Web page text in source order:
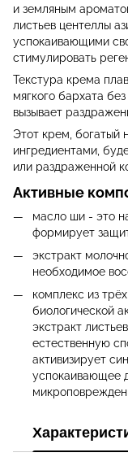
и земляным
листьев центеллы
успокаивающими
стимулировать
Текстура крема
мягкого бархата
вызывает
Этот крем, богатый
ингредиентами,
или раздраженной
Активные
масло ши - это
формирует
экстракт
необходимое
комплекс из
биологической
экстракт
естественную
активизирует
успокаивающее